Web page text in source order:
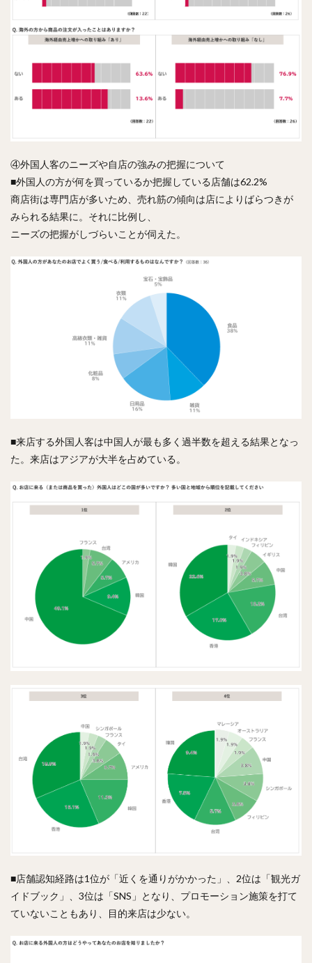
④外国人客のニーズや自店の強みの把握について
■外国人の方が何を買っているか把握している店舗は62.2%
商店街は専門店が多いため、売れ筋の傾向は店によりばらつきが
みられる結果に。それに比例し、
ニーズの把握がしづらいことが伺えた。
■来店する外国人客は中国人が最も多く過半数を超える結果となっ
た。来店はアジアが大半を占めている。
■店舗認知経路は1位が「近くを通りがかかった」、2位は「観光ガ
イドブック」、3位は「SNS」となり、プロモーション施策を打て
ていないこともあり、目的来店は少ない。